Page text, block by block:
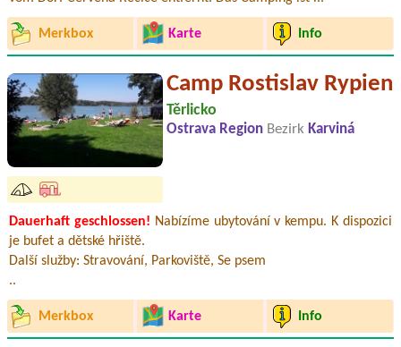
Merkbox Karte Info
Camp Rostislav Rypien
Těrlicko
Ostrava Region Bezirk Karviná
Dauerhaft geschlossen! Nabízíme ubytování v kempu. K dispozici
je bufet a dětské hřiště.
Další služby: Stravování, Parkoviště, Se psem
..
Merkbox Karte Info